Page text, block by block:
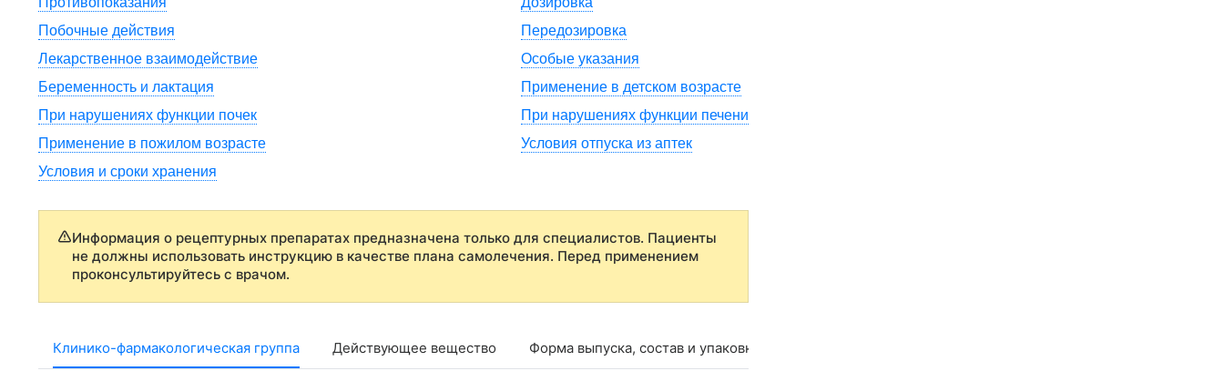
Побочные действия
Передозировка
Лекарственное взаимодействие
Особые указания
Беременность и лактация
Применение в детском возрасте
При нарушениях функции почек
При нарушениях функции печени
Применение в пожилом возрасте
Условия отпуска из аптек
Условия и сроки хранения
Информация о рецептурных препаратах предназначена только для специалистов. Пациенты
не должны использовать инструкцию в качестве плана самолечения. Перед применением
проконсультируйтесь с врачом.
Клинико-фармакологическая группа Действующее вещество Форма выпуска, состав и упаковка